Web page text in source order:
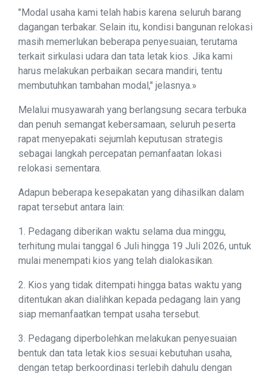
"Modal usaha kami telah habis karena seluruh barang
dagangan terbakar. Selain itu, kondisi bangunan relokasi
masih memerlukan beberapa penyesuaian, terutama
terkait sirkulasi udara dan tata letak kios. Jika kami
harus melakukan perbaikan secara mandiri, tentu
membutuhkan tambahan modal," jelasnya.»
Melalui musyawarah yang berlangsung secara terbuka
dan penuh semangat kebersamaan, seluruh peserta
rapat menyepakati sejumlah keputusan strategis
sebagai langkah percepatan pemanfaatan lokasi
relokasi sementara.
Adapun beberapa kesepakatan yang dihasilkan dalam
rapat tersebut antara lain:
1. Pedagang diberikan waktu selama dua minggu,
terhitung mulai tanggal 6 Juli hingga 19 Juli 2026, untuk
mulai menempati kios yang telah dialokasikan.
2. Kios yang tidak ditempati hingga batas waktu yang
ditentukan akan dialihkan kepada pedagang lain yang
siap memanfaatkan tempat usaha tersebut.
3. Pedagang diperbolehkan melakukan penyesuaian
bentuk dan tata letak kios sesuai kebutuhan usaha,
dengan tetap berkoordinasi terlebih dahulu dengan